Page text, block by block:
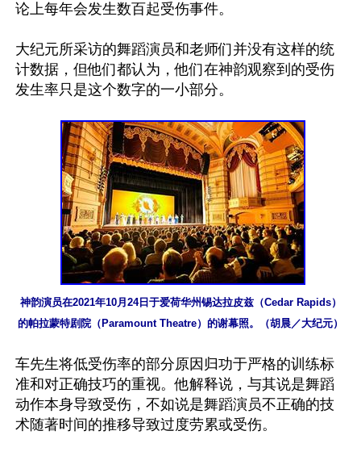
论上每年会发生数百起受伤事件。
大纪元所采访的舞蹈演员和老师们并没有这样的统
计数据，但他们都认为，他们在神韵观察到的受伤
发生率只是这个数字的一小部分。
神韵演员在2021年10月24日于爱荷华州锡达拉皮兹（Cedar Rapids）
的帕拉蒙特剧院（Paramount Theatre）的谢幕照。（胡晨／大纪元）
车先生将低受伤率的部分原因归功于严格的训练标
准和对正确技巧的重视。他解释说，与其说是舞蹈
动作本身导致受伤，不如说是舞蹈演员不正确的技
术随著时间的推移导致过度劳累或受伤。